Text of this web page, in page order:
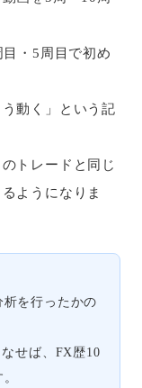
・5周目で初め
動く」という記
トレードと同じ
ようになりま
を行ったかの
せば、FX歴10